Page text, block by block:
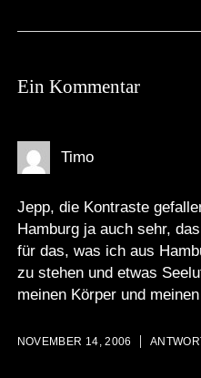
Ein Kommentar
Timo
Jepp, die Kontraste
Hamburg ja auch sehr,
für das, was ich aus
zu stehen und etwas
meinen Körper und
NOVEMBER 14, 2006